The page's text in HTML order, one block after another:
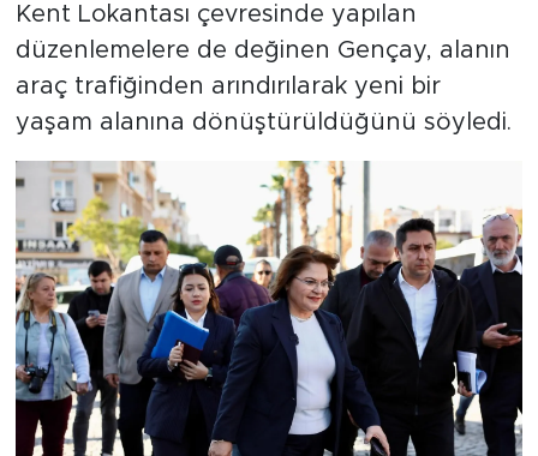
Kent Lokantası çevresinde yapılan
düzenlemelere de değinen Gençay, alanın
araç trafiğinden arındırılarak yeni bir
yaşam alanına dönüştürüldüğünü söyledi.